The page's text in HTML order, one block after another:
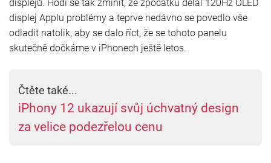
displejů. Hodí se tak zmínit, že zpočátku dělal 120Hz OLED
displej Applu problémy a teprve nedávno se povedlo vše
odladit natolik, aby se dalo říct, že se tohoto panelu
skutečně dočkáme v iPhonech ještě letos.
Čtěte také...
iPhony 12 ukazují svůj úchvatný design
za velice podezřelou cenu